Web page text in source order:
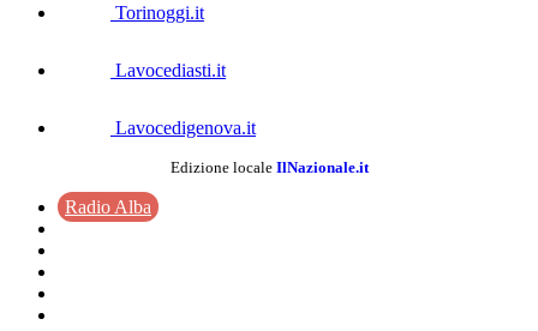
Torinoggi.it
Lavocediasti.it
Lavocedigenova.it
Edizione locale IlNazionale.it
Radio Alba